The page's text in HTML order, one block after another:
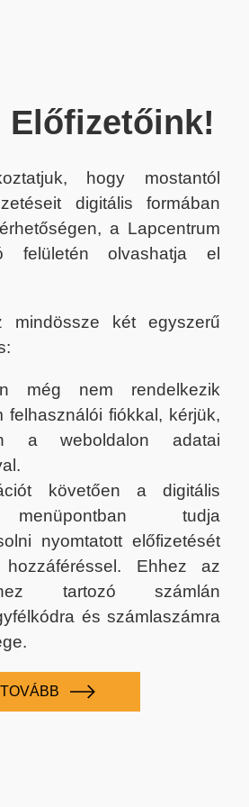
Előfizetőink!
hogy mostantól
digitális formában
a Lapcentrum
felületén olvashatja el
mindössze két egyszerű
még nem rendelkezik
felhasználói fiókkal, kérjük,
a weboldalon adatai
követően a digitális
tudja
nyomtatott előfizetését
Ehhez az
tartozó számlán
és számlaszámra
TOVÁBB